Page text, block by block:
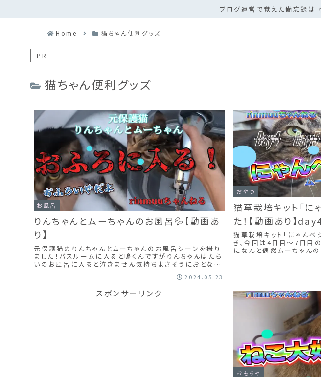
ブログ運営で覚えた備忘録は
Home 猫ちゃん便利グッズ
PR
猫ちゃん便利グッズ
お風呂
りんちゃんとムーちゃんのお風呂💦【動画あ
り】
元保護猫のりんちゃんとムーちゃんのお風呂シーンを撮り
ました！バスルームに入ると鳴くんですがりんちゃんはたら
いのお風呂に入ると泣きません気持ちよさそうにおとなし
ャンプーはさせてくれます。でも、二人ともドライヤーは嫌
い（音が怖い？）ので自然乾燥です。
2024.05.23
おやつ
猫草栽培キット「に
た！【動画あり】
猫草栽培キット「にゃん
き、今回は4日目～7日目
になんと偶然ムーちゃん
スポンサーリンク
おもちゃ